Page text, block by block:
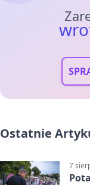
Ostatnie
7